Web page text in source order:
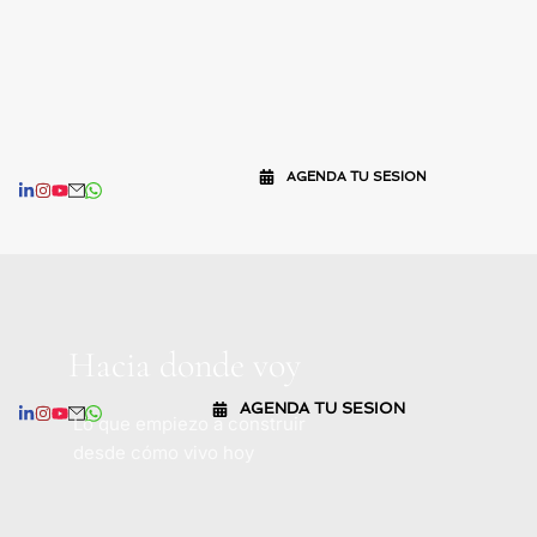
AGENDA TU SESION
AGENDA TU SESION
Lo que empiezo a construir